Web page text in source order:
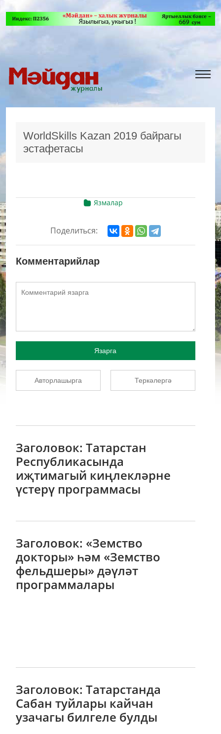
WorldSkills Kazan 2019 байрагы
эстафетасы
Язмалар
Поделиться:
Комментарийлар
Язарга
Авторлашырга Теркәлергә
Заголовок: Татарстан
Республикасында
иҗтимагый киңлекләрне
үстерү программасы
Заголовок: «Земство
докторы» һәм «Земство
фельдшеры» дәүләт
программалары
Заголовок: Татарстанда
Сабан туйлары кайчан
узачагы билгеле булды